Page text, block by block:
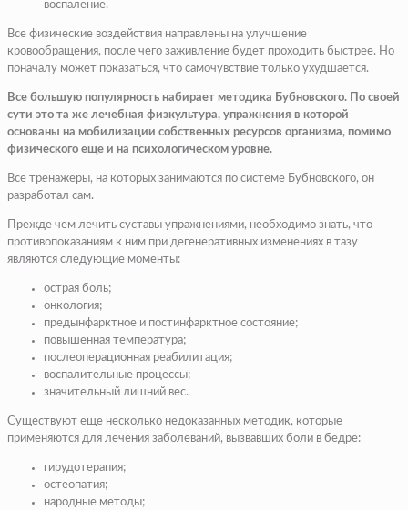
воспаление.
Все физические воздействия направлены на улучшение
кровообращения, после чего заживление будет проходить быстрее. Но
поначалу может показаться, что самочувствие только ухудшается.
Все большую популярность набирает методика Бубновского. По своей
сути это та же лечебная физкультура, упражнения в которой
основаны на мобилизации собственных ресурсов организма, помимо
физического еще и на психологическом уровне.
Все тренажеры, на которых занимаются по системе Бубновского, он
разработал сам.
Прежде чем лечить суставы упражнениями, необходимо знать, что
противопоказаниям к ним при дегенеративных изменениях в тазу
являются следующие моменты:
острая боль;
онкология;
предынфарктное и постинфарктное состояние;
повышенная температура;
послеоперационная реабилитация;
воспалительные процессы;
значительный лишний вес.
Существуют еще несколько недоказанных методик, которые
применяются для лечения заболеваний, вызвавших боли в бедре:
гирудотерапия;
остеопатия;
народные методы;